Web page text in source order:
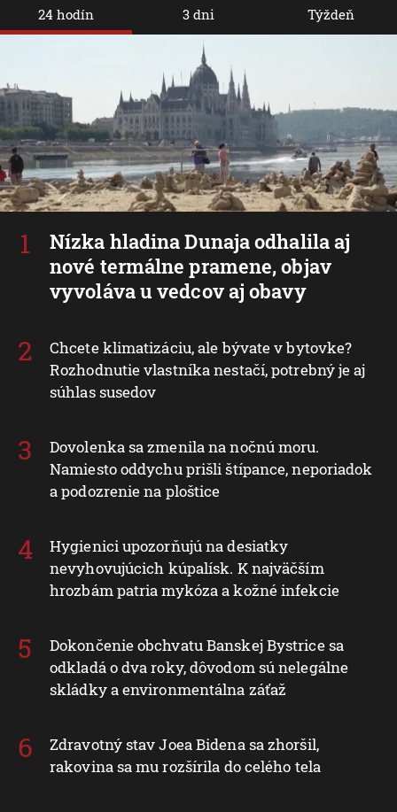
24 hodín
Nízka hladina Dunaja odhalila aj
nové termálne pramene, objav
vyvoláva u vedcov aj obavy
Chcete klimatizáciu, ale bývate v bytovke?
Rozhodnutie vlastníka nestačí, potrebný je aj
súhlas susedov
Dovolenka sa zmenila na nočnú moru.
Namiesto oddychu prišli štípance, neporiadok
a podozrenie na ploštice
Hygienici upozorňujú na desiatky
nevyhovujúcich kúpalísk. K najväčším
hrozbám patria mykóza a kožné infekcie
Dokončenie obchvatu Banskej Bystrice sa
odkladá o dva roky, dôvodom sú nelegálne
skládky a environmentálna záťaž
Zdravotný stav Joea Bidena sa zhoršil,
rakovina sa mu rozšírila do celého tela
3 dni Týždeň